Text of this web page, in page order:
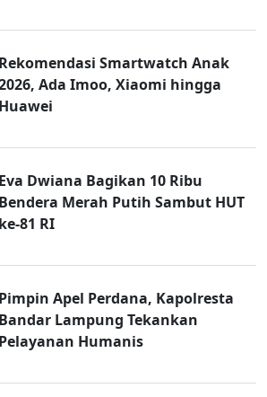
Rekomendasi Smartwatch Anak
Ada Imoo, Xiaomi hingga
Huawei
Eva Dwiana Bagikan 10 Ribu
Bendera Merah Putih Sambut HUT
ke-81 RI
Pimpin Apel Perdana, Kapolresta
Bandar Lampung Tekankan
Pelayanan Humanis